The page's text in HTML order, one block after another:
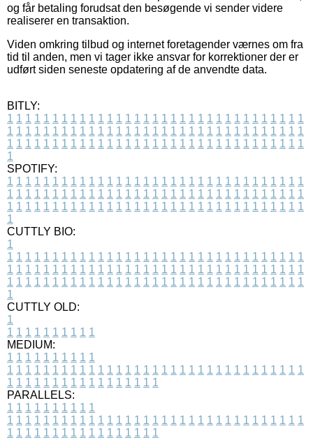
og får betaling forudsat den besøgende vi sender videre
realiserer en transaktion.
Viden omkring tilbud og internet foretagender værnes om fra
tid til anden, men vi tager ikke ansvar for korrektioner der er
udført siden seneste opdatering af de anvendte data.
BITLY:
1 1 1 1 1 1 1 1 1 1 1 1 1 1 1 1 1 1 1 1 1 1 1 1 1 1 1 1 1 1 1 1 1
1 1 1 1 1 1 1 1 1 1 1 1 1 1 1 1 1 1 1 1 1 1 1 1 1 1 1 1 1 1 1 1 1
1 1 1 1 1 1 1 1 1 1 1 1 1 1 1 1 1 1 1 1 1 1 1 1 1 1 1 1 1 1 1 1 1
1
SPOTIFY:
1 1 1 1 1 1 1 1 1 1 1 1 1 1 1 1 1 1 1 1 1 1 1 1 1 1 1 1 1 1 1 1 1
1 1 1 1 1 1 1 1 1 1 1 1 1 1 1 1 1 1 1 1 1 1 1 1 1 1 1 1 1 1 1 1 1
1 1 1 1 1 1 1 1 1 1 1 1 1 1 1 1 1 1 1 1 1 1 1 1 1 1 1 1 1 1 1 1 1
1
CUTTLY BIO:
1
1 1 1 1 1 1 1 1 1 1 1 1 1 1 1 1 1 1 1 1 1 1 1 1 1 1 1 1 1 1 1 1 1
1 1 1 1 1 1 1 1 1 1 1 1 1 1 1 1 1 1 1 1 1 1 1 1 1 1 1 1 1 1 1 1 1
1 1 1 1 1 1 1 1 1 1 1 1 1 1 1 1 1 1 1 1 1 1 1 1 1 1 1 1 1 1 1 1 1
1
CUTTLY OLD:
1
1 1 1 1 1 1 1 1 1 1
MEDIUM:
1 1 1 1 1 1 1 1 1 1
1 1 1 1 1 1 1 1 1 1 1 1 1 1 1 1 1 1 1 1 1 1 1 1 1 1 1 1 1 1 1 1 1
1 1 1 1 1 1 1 1 1 1 1 1 1 1 1 1 1
PARALLELS:
1 1 1 1 1 1 1 1 1 1
1 1 1 1 1 1 1 1 1 1 1 1 1 1 1 1 1 1 1 1 1 1 1 1 1 1 1 1 1 1 1 1 1
1 1 1 1 1 1 1 1 1 1 1 1 1 1 1 1 1